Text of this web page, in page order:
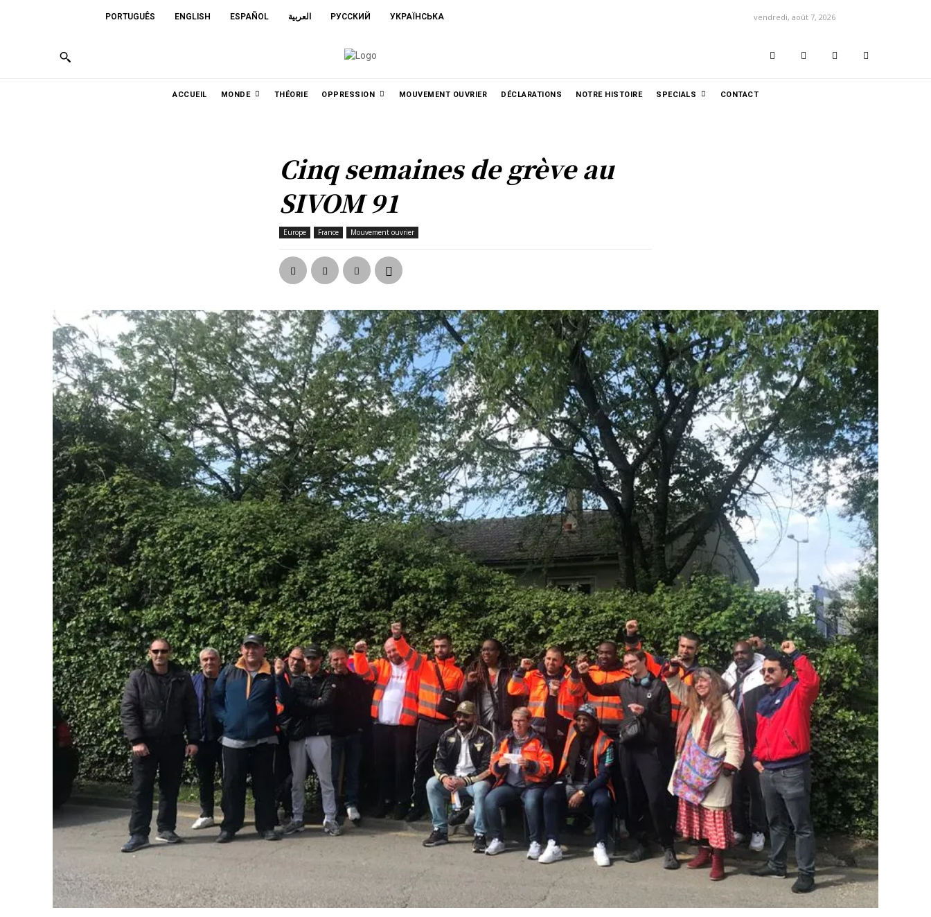
PORTUGUÊS ENGLISH ESPAÑOL العربية РУССКИЙ УКРАЇНСЬКА vendredi, août 7, 2026
ACCUEIL MONDE THÉORIE OPPRESSION MOUVEMENT OUVRIER DÉCLARATIONS NOTRE HISTOIRE SPECIALS CONTACT
Cinq semaines de grève au
SIVOM 91
Europe France Mouvement ouvrier